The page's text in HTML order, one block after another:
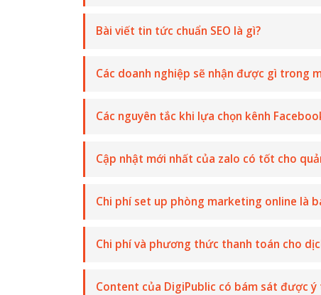
Bài viết tin tức chuẩn SEO là gì?
Các doanh nghiệp sẽ nhận được gì trong
Các nguyên tắc khi lựa chọn kênh
Cập nhật mới nhất của zalo có tốt cho
Chi phí set up phòng marketing online là
Chi phí và phương thức thanh toán cho
Content của DigiPublic có bám sát được